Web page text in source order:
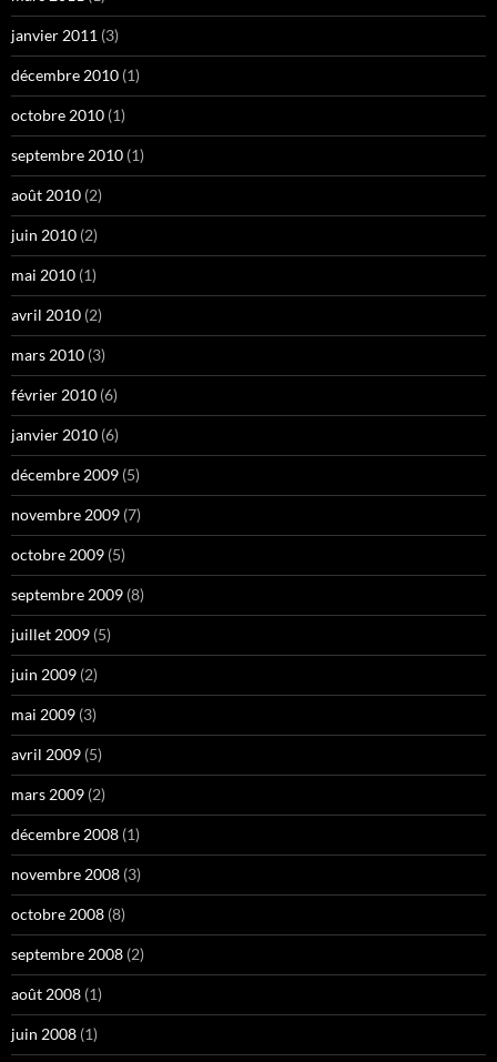
janvier 2011 (3)
décembre 2010 (1)
octobre 2010 (1)
septembre 2010 (1)
août 2010 (2)
juin 2010 (2)
mai 2010 (1)
avril 2010 (2)
mars 2010 (3)
février 2010 (6)
janvier 2010 (6)
décembre 2009 (5)
novembre 2009 (7)
octobre 2009 (5)
septembre 2009 (8)
juillet 2009 (5)
juin 2009 (2)
mai 2009 (3)
avril 2009 (5)
mars 2009 (2)
décembre 2008 (1)
novembre 2008 (3)
octobre 2008 (8)
septembre 2008 (2)
août 2008 (1)
juin 2008 (1)